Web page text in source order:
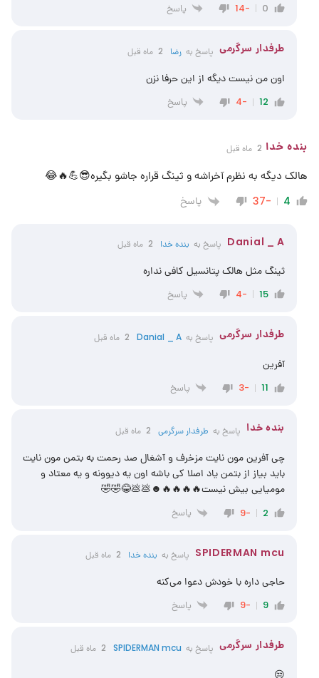
0
-14 پاسخ
طرفدار سرگرمی پاسخ بهرضا 2 ماه قبل
اون من نیست دیگه از این حرفا نزن
12
-4 پاسخ
بنده خدا 2 ماه قبل
هالک دیگه به نظرم آخراشه و ثینگ قراره جاشو بگیره😎💪🔥😂
4
-37 پاسخ
Danial _ A پاسخ به بنده خدا 2 ماه قبل
ثینگ مثل هالک پتانسیل کافی نداره
15
-4 پاسخ
طرفدار سرگرمی پاسخ بهDanial _ A 2 ماه قبل
آفرین
11
-3 پاسخ
‌‌بنده خدا پاسخ به طرفدار سرگرمی 2 ماه قبل
چی آفرین مون نایت مزخرف و آشغال صد رحمت به بتمن مون نایت
باید بیاز از بتمن یاد اصلا کی باشه اون یه دیوونه و یه معتاد و
مومیایی بیش نیست🔥🔥🔥🔥☻💩💩😂🤣🤣
2
-9 پاسخ
SPIDERMAN mcu پاسخ به ‌‌بنده خدا 2 ماه قبل
حاجی داره با خودش دعوا می‌کنه
9
-9 پاسخ
طرفدار سرگرمی پاسخ به SPIDERMAN mcu 2 ماه قبل
😒